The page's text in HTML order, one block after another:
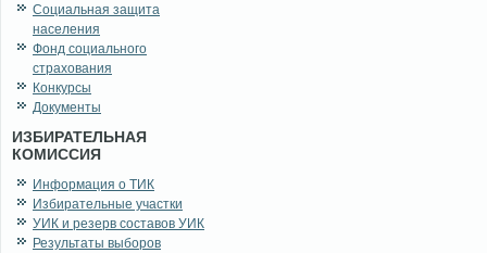
Социальная защита
населения
Фонд социального
страхования
Конкурсы
Документы
ИЗБИРАТЕЛЬНАЯ
КОМИССИЯ
Информация о ТИК
Избирательные участки
УИК и резерв составов УИК
Результаты выборов